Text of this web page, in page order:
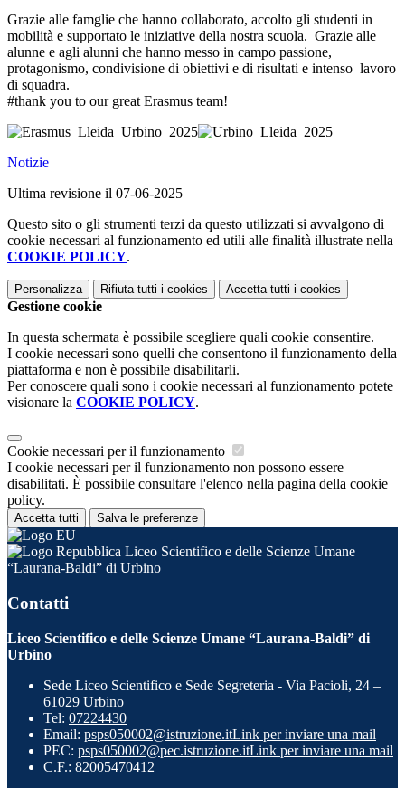
Grazie alle famglie che hanno collaborato, accolto gli studenti in
mobilità e supportato le iniziative della nostra scuola. Grazie alle
alunne e agli alunni che hanno messo in campo passione,
protagonismo, condivisione di obiettivi e di risultati e intenso lavoro
di squadra.
#thank you to our great Erasmus team!
Notizie
Ultima revisione il 07-06-2025
Questo sito o gli strumenti terzi da questo utilizzati si avvalgono di
cookie necessari al funzionamento ed utili alle finalità illustrate nella
COOKIE POLICY.
Personalizza Rifiuta tutti i cookies Accetta tutti i cookies
Gestione cookie
In questa schermata è possibile scegliere quali cookie consentire.
I cookie necessari sono quelli che consentono il funzionamento della
piattaforma e non è possibile disabilitarli.
Per conoscere quali sono i cookie necessari al funzionamento potete
visionare la COOKIE POLICY.
Cookie necessari per il funzionamento
I cookie necessari per il funzionamento non possono essere
disabilitati. È possibile consultare l'elenco nella pagina della cookie
policy.
Accetta tutti Salva le preferenze
Liceo Scientifico e delle Scienze Umane
“Laurana-Baldi” di Urbino
Contatti
Liceo Scientifico e delle Scienze Umane “Laurana-Baldi” di
Urbino
Sede Liceo Scientifico e Sede Segreteria - Via Pacioli, 24 –
61029 Urbino
Tel: 07224430
Email: psps050002@istruzione.itLink per inviare una mail
PEC: psps050002@pec.istruzione.itLink per inviare una mail
C.F.: 82005470412